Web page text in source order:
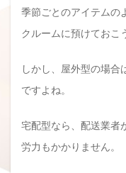
季節ごとのアイテムの
クルームに預けておこ
しかし、屋外型の場合
ですよね。
宅配型なら、配送業者
労力もかかりません。